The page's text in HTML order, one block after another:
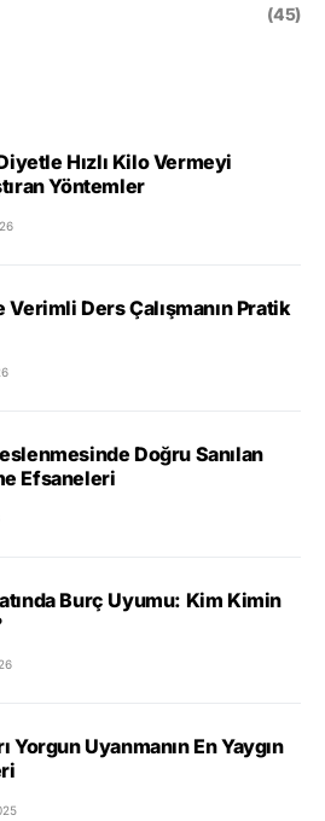
(45)
Hızlı Kilo Vermeyi
Yöntemler
Verimli Ders Çalışmanın Pratik
Doğru Sanılan
Efsaneleri
Burç Uyumu: Kim Kimin
Yorgun Uyanmanın En Yaygın